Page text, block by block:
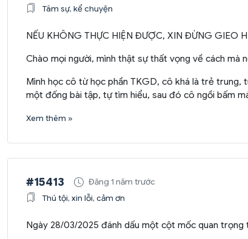
Tâm sự, kể chuyện
NẾU KHÔNG THỰC HIỆN ĐƯỢC, XIN ĐỪNG GIEO
Chào mọi người, mình thật sự thất vọng về cách mà
Mình học cô từ học phần TKGD, cô khá là trẻ trung,
một đống bài tập, tự tìm hiểu, sau đó cô ngồi bấm
Xem thêm »
#15413
Đăng 1 năm trước
Thú tội, xin lỗi, cảm ơn
Ngày 28/03/2025 đánh dấu một cột mốc quan trọng